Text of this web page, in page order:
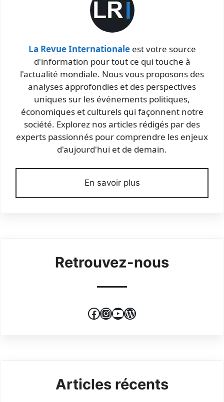
La Revue Internationaleest votre source
d'information pour tout ce qui touche à
l'actualité mondiale. Nous vous proposons des
analyses approfondies et des perspectives
uniques sur les événements politiques,
économiques et culturels qui façonnent notre
société. Explorez nos articles rédigés par des
experts passionnés pour comprendre les enjeux
d'aujourd'hui et de demain.
En savoir plus
Retrouvez-nous
Facebook
Instagram
YouTube
WordPress
Articles récents